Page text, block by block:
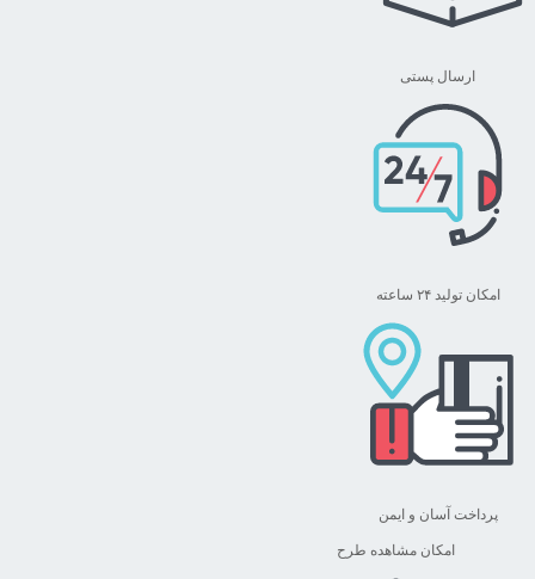
ارسال پستی
امکان تولید ۲۴ ساعته
پرداخت آسان و ایمن
امکان مشاهده طرح